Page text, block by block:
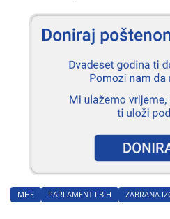
MHE PARLAMENT FBIH ZABRANA